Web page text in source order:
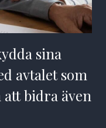
sina
avtalet som
bidra även